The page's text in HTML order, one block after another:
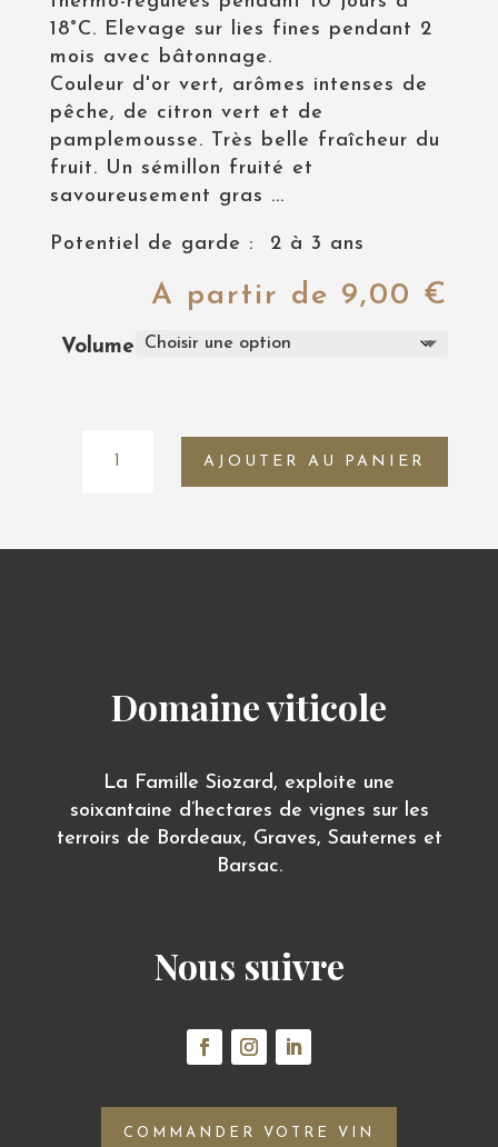
18°C. Elevage sur lies fines pendant 2
mois avec bâtonnage.
Couleur d'or vert, arômes intenses de
pêche, de citron vert et de
pamplemousse. Très belle fraîcheur du
fruit. Un sémillon fruité et
savoureusement gras ...
Potentiel de garde : 2 à 3 ans
A partir de 9,00 €
Volume
2024
AJOUTER AU PANIER
Domaine viticole
La Famille Siozard, exploite une
soixantaine d’hectares de vignes sur les
terroirs de Bordeaux, Graves, Sauternes et
Barsac.
Nous suivre
COMMANDER VOTRE VIN